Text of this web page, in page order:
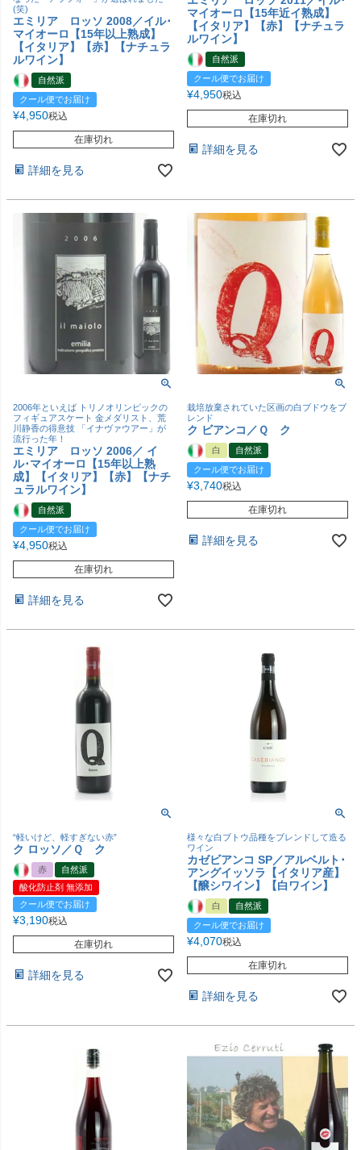
(笑)
エミリア ロッソ 2008／イル･
マイオーロ【15年以上熟成】
【イタリア】【赤】【ナチュラ
ルワイン】
自然派
クール便でお届け
¥4,950税込
在庫切れ
詳細を見る
マイオーロ【15年近イ熟成】
【イタリア】【赤】【ナチュラ
ルワイン】
自然派
クール便でお届け
¥4,950税込
在庫切れ
詳細を見る
2006年といえば トリノオリンピックの
フィギュアスケート 金メダリスト、荒
川静香の得意技 「イナヴァウアー」が
流行った年！
エミリア ロッソ 2006／ イ
ル･マイオーロ【15年以上熟
成】【イタリア】【赤】【ナチ
ュラルワイン】
自然派
クール便でお届け
¥4,950税込
在庫切れ
詳細を見る
栽培放棄されていた区画の白ブドウをブ
レンド
ク ビアンコ／Ｑ ク
白
自然派
クール便でお届け
¥3,740税込
在庫切れ
詳細を見る
“軽いけど、軽すぎない赤”
ク ロッソ／Ｑ ク
赤
自然派
酸化防止剤 無添加
クール便でお届け
¥3,190税込
在庫切れ
詳細を見る
様々な白ブトウ品種をブレンドして造る
ワイン
カゼビアンコ SP／アルベルト･
アングイッソラ【イタリア産】
【醸シワイン】【白ワイン】
白
自然派
クール便でお届け
¥4,070税込
在庫切れ
詳細を見る